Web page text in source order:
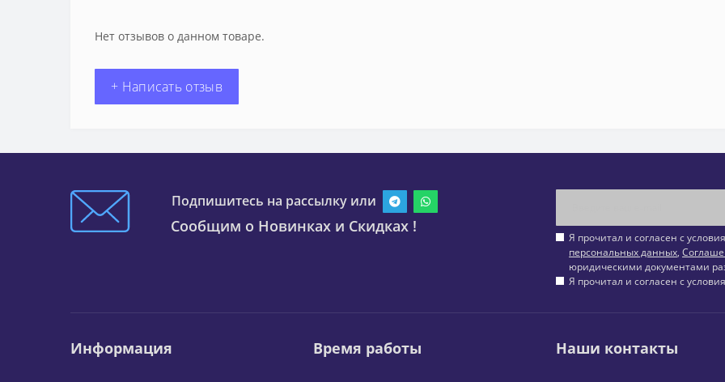
Нет отзывов о данном товаре.
+ Написать отзыв
Подпишитесь на рассылку или
Сообщим о Новинках и Скидках !
Я прочитал и согласен с
персональных данных,
юридическими документами
Я прочитал и согласен с
Информация Время работы Наши контакты